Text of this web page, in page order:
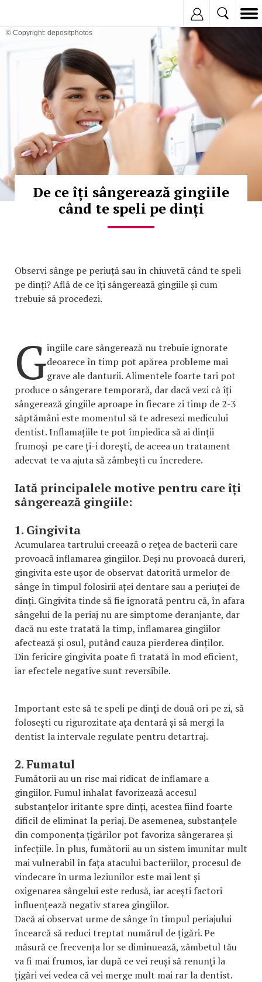
© Copyright: depositphotos
De ce îți sângerează gingiile
când te speli pe dinți
Observi sânge pe periuță sau în chiuvetă când te speli
pe dinți? Află de ce îți sângerează gingiile și cum
trebuie să procedezi.
Gingiile care sângerează nu trebuie ignorate
deoarece în timp pot apărea probleme mai
grave ale danturii. Alimentele foarte tari pot
produce o sângerare temporară, dar dacă vezi că îți
sângerează gingiile aproape în fiecare zi timp de 2-3
săptămâni este momentul să te adresezi medicului
dentist. Inflamațiile te pot împiedica să ai dinții
frumoși pe care ți-i dorești, de aceea un tratament
adecvat te va ajuta să zâmbești cu încredere.
Iată principalele motive pentru care îți
sângerează gingiile:
1. Gingivita
Acumularea tartrului creează o rețea de bacterii care
provoacă inflamarea gingiilor. Deși nu provoacă dureri,
gingivita este ușor de observat datorită urmelor de
sânge în timpul folosirii aței dentare sau a periuței de
dinți. Gingivita tinde să fie ignorată pentru că, în afara
sângelui de la periaj nu are simptome deranjante, dar
dacă nu este tratată la timp, inflamarea gingiilor
afectează și osul, putând cauza pierderea dinților.
Din fericire gingivita poate fi tratată în mod eficient,
iar efectele negative sunt reversibile.
Important este să te speli pe dinți de două ori pe zi, să
folosești cu rigurozitate ața dentară și să mergi la
dentist la intervale regulate pentru detartraj.
2. Fumatul
Fumătorii au un risc mai ridicat de inflamare a
gingiilor. Fumul inhalat favorizează accesul
substanțelor iritante spre dinți, acestea fiind foarte
dificil de eliminat la periaj. De asemenea, substanțele
din componența țigărilor pot favoriza sângerarea și
infecțiile. În plus, fumătorii au un sistem imunitar mult
mai vulnerabil în fața atacului bacteriilor, procesul de
vindecare în urma leziunilor este mai lent și
oxigenarea sângelui este redusă, iar acești factori
influențează negativ starea gingiilor.
Dacă ai observat urme de sânge în timpul periajului
încearcă să reduci treptat numărul de țigări. Pe
măsură ce frecvența lor se diminuează, zâmbetul tău
va fi mai frumos, iar după ce vei reuși să renunți la
țigări vei vedea că vei merge mult mai rar la dentist.